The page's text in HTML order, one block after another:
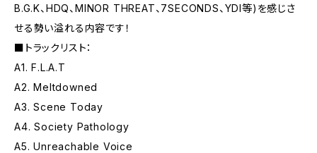
B.G.K、HDQ、MINOR THREAT、7SECONDS、YDI等)を感じさ
せる勢い溢れる内容です！
■トラックリスト：
A1. F.L.A.T
A2. Meltdowned
A3. Scene Today
A4. Society Pathology
A5. Unreachable Voice